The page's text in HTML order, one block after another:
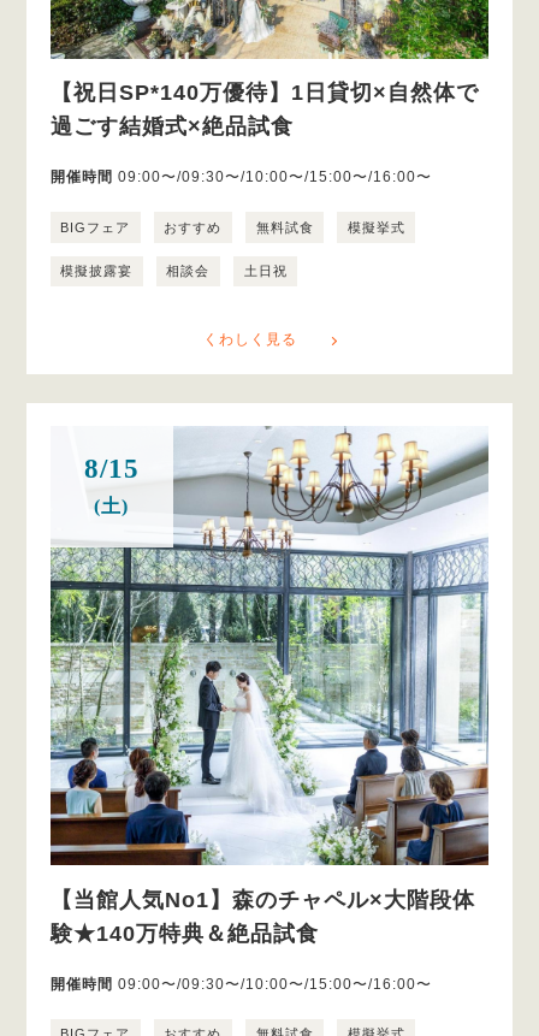
【祝日SP*140万優待】1日貸切×自然体で
過ごす結婚式×絶品試食
開催時間 09:00〜/09:30〜/10:00〜/15:00〜/16:00〜
BIGフェア おすすめ 無料試食 模擬挙式
模擬披露宴 相談会 土日祝
くわしく見る
8/15
(土)
【当館人気No1】森のチャペル×大階段体
験★140万特典＆絶品試食
開催時間 09:00〜/09:30〜/10:00〜/15:00〜/16:00〜